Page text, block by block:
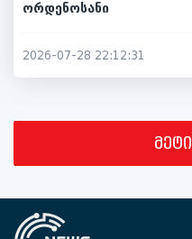
ორდენოსანი
2026-07-28 22:12:31